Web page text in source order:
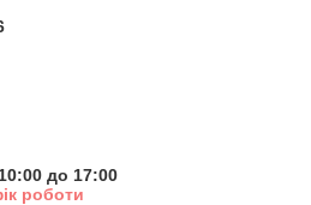
до 17:00
роботи